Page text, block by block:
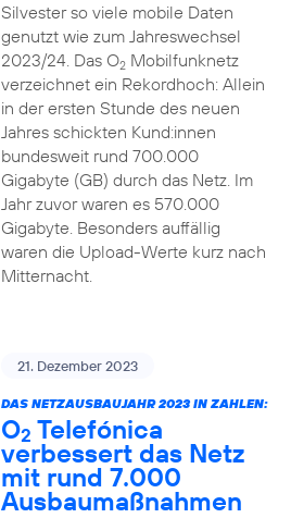
Silvester so viele mobile Daten
genutzt wie zum Jahreswechsel
2023/24. Das O2Mobilfunknetz
verzeichnet ein Rekordhoch: Allein
in der ersten Stunde des neuen
Jahres schickten Kund:innen
bundesweit rund 700.000
Gigabyte (GB) durch das Netz. Im
Jahr zuvor waren es 570.000
Gigabyte. Besonders auffällig
waren die Upload-Werte kurz nach
Mitternacht.
21. Dezember 2023
DAS NETZAUSBAUJAHR 2023 IN ZAHLEN:
O2 Telefónica
verbessert das Netz
mit rund 7.000
Ausbaumaßnahmen